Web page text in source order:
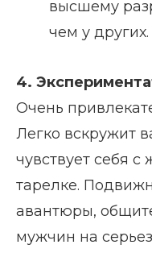
высшему
чем у других.
4.
Очень
Легко вскружит
чувствует себя
тарелке.
авантюры,
мужчин на